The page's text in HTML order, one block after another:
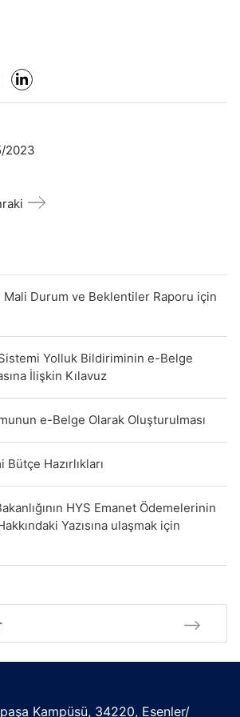
2023
Mali Durum ve Beklentiler Raporu için
Yolluk Bildiriminin e-Belge
İlişkin Kılavuz
e-Belge Olarak Oluşturulması
Hazırlıkları
HYS Emanet Ödemelerinin
Yazısına ulaşmak için
Kampüsü, 34220, Esenler/